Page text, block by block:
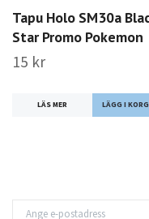
Tapu Holo SM30a
Star Promo Pokemon
15 kr
LÄS MER